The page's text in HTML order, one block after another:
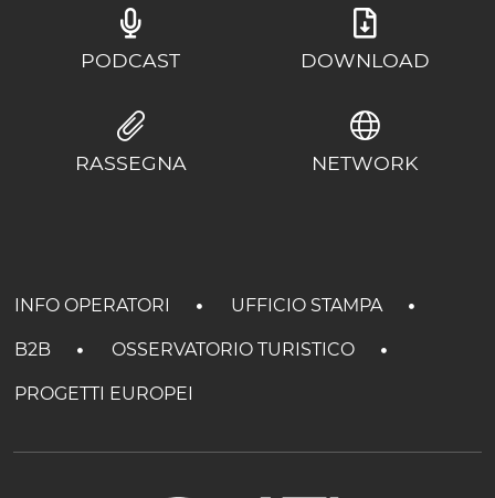
PODCAST DOWNLOAD
RASSEGNA NETWORK
INFO OPERATORI UFFICIO STAMPA
B2B OSSERVATORIO TURISTICO
PROGETTI EUROPEI